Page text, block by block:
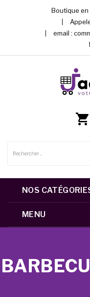
Boutique en
email :
NOS
MENU